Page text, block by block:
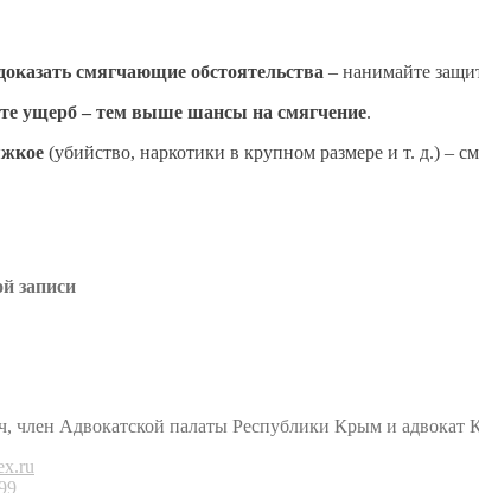
смягчающие обстоятельства – нанимайте
ущерб – тем выше шансы на смягчение.
(убийство, наркотики в крупном размере и т. д.) –
записи
член Адвокатской палаты Республики Крым и